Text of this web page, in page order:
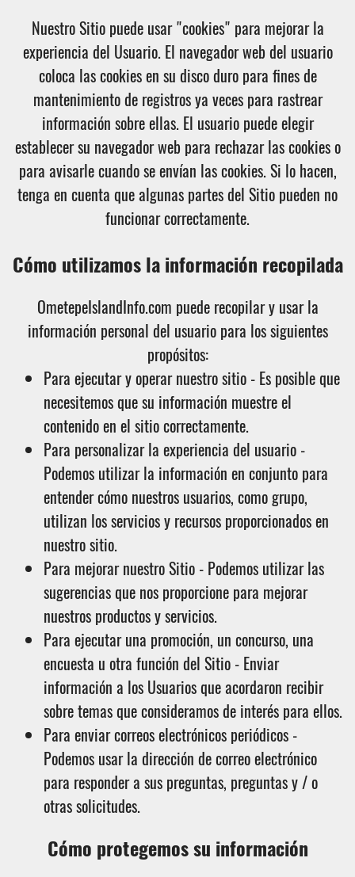
Nuestro Sitio puede usar "cookies" para mejorar la
experiencia del Usuario. El navegador web del usuario
coloca las cookies en su disco duro para fines de
mantenimiento de registros ya veces para rastrear
información sobre ellas. El usuario puede elegir
establecer su navegador web para rechazar las cookies o
para avisarle cuando se envían las cookies. Si lo hacen,
tenga en cuenta que algunas partes del Sitio pueden no
funcionar correctamente.
Cómo utilizamos la información recopilada
OmetepeIslandInfo.com puede recopilar y usar la
información personal del usuario para los siguientes
propósitos:
Para ejecutar y operar nuestro sitio - Es posible que
necesitemos que su información muestre el
contenido en el sitio correctamente.
Para personalizar la experiencia del usuario -
Podemos utilizar la información en conjunto para
entender cómo nuestros usuarios, como grupo,
utilizan los servicios y recursos proporcionados en
nuestro sitio.
Para mejorar nuestro Sitio - Podemos utilizar las
sugerencias que nos proporcione para mejorar
nuestros productos y servicios.
Para ejecutar una promoción, un concurso, una
encuesta u otra función del Sitio - Enviar
información a los Usuarios que acordaron recibir
sobre temas que consideramos de interés para ellos.
Para enviar correos electrónicos periódicos -
Podemos usar la dirección de correo electrónico
para responder a sus preguntas, preguntas y / o
otras solicitudes.
Cómo protegemos su información